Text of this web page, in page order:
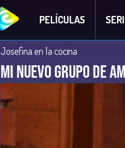
PELÍCULAS
Josefina en la cocina
Mi nuevo grupo de